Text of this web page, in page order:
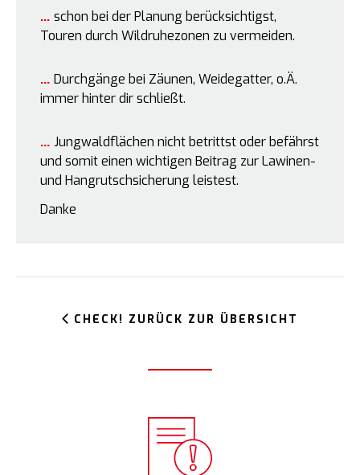
schon bei der Planung berücksichtigst,
Touren durch Wildruhezonen zu vermeiden.
Durchgänge bei Zäunen, Weidegatter, o.Ä.
immer hinter dir schließt.
Jungwaldflächen nicht betrittst oder befährst
und somit einen wichtigen Beitrag zur Lawinen-
und Hangrutschsicherung leistest.
Danke
CHECK! ZURÜCK ZUR ÜBERSICHT